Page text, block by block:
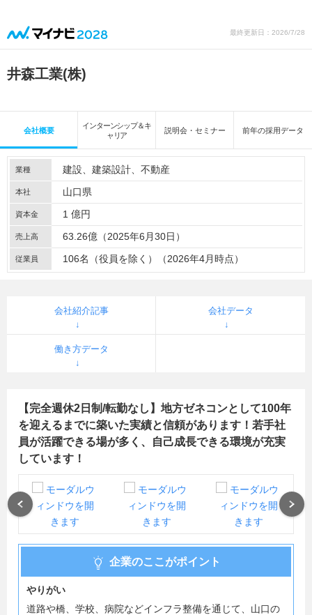
最終更新日：2026/7/28
井森工業(株)
会社概要
インターンシップ＆キ
ャリア
説明会・セミナー 前年の採用データ
業種 建設 建築設計 不動産
本社 山口県
資本金 1 億円
売上高 63.26億（2025年6月30日）
従業員 106名（役員を除く）（2026年4月時点）
会社紹介記事 会社データ
働き方データ
【完全週休2日制/転勤なし】地方ゼネコンとして100年
を迎えるまでに築いた実績と信頼があります！若手社
員が活躍できる場が多く、自己成長できる環境が充実
しています！
企業のここがポイント
やりがい
道路や橋、学校、病院などインフラ整備を通じて、山口の